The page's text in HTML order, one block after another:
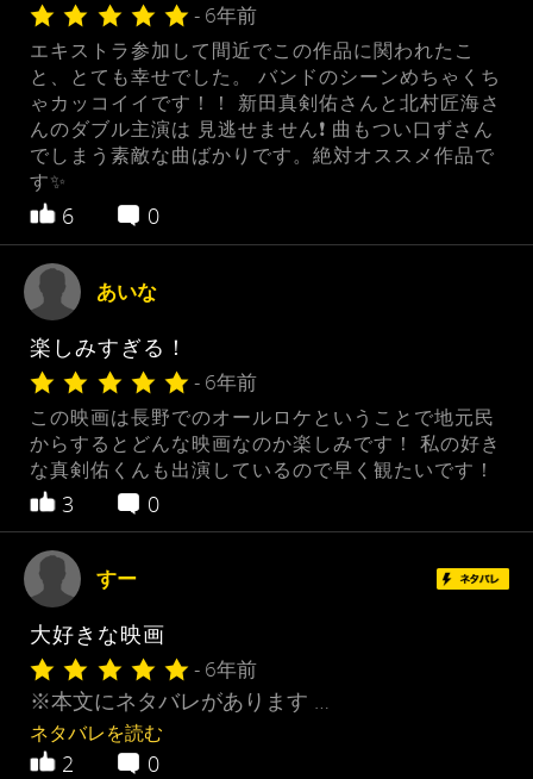
- 6年前
エキストラ参加して間近でこの作品に関われたこ
と、とても幸せでした。 バンドのシーンめちゃくち
ゃカッコイイです！！ 新田真剣佑さんと北村匠海さ
んのダブル主演は 見逃せません❗ 曲もつい口ずさん
でしまう素敵な曲ばかりです。絶対オススメ作品で
す✨
6 0
あいな
楽しみすぎる！
- 6年前
この映画は長野でのオールロケということで地元民
からするとどんな映画なのか楽しみです！ 私の好き
な真剣佑くんも出演しているので早く観たいです！
3 0
すー
大好きな映画
- 6年前
※本文にネタバレがあります …
ネタバレを読む
2 0